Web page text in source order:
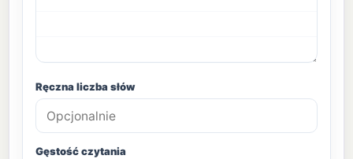
Ręczna liczba słów
Gęstość czytania